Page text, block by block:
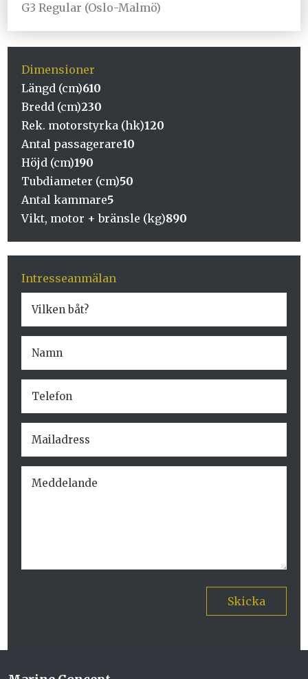
G3 Regular (Oslo-Malmö)
Dimensioner
Längd (cm)610
Bredd (cm)230
Rek. motorstyrka (hk)120
Antal passagerare10
Höjd (cm)190
Tubdiameter (cm)50
Antal kammare5
Vikt, motor + bränsle (kg)890
Intresseanmälan
Skicka